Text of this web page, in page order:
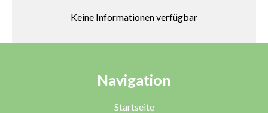
Keine Informationen verfügbar
Navigation
Startseite